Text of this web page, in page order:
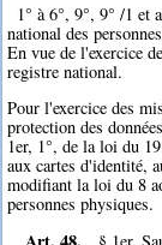
1° à 6°, 9°, 9° /1
national des
En vue de l'exercice
registre national.
Pour l'exercice des
protection des
1er, 1°, de la loi du
aux cartes d'identité,
modifiant la loi du 8
personnes physiques.
§ 1er.